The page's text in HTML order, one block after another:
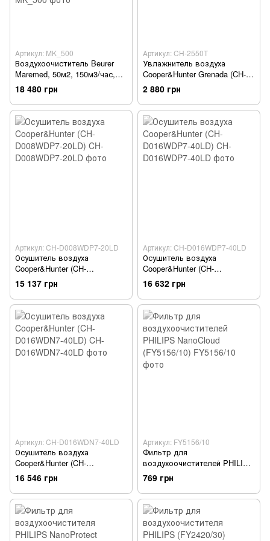
Артикул: MK_500
Воздухоочиститель Beurer
Maremed, 50м2, 150м3/час,
дисплей, 2-грубой очистки+1
водяной, создание морского
климата, белый (MK_500)
18 480 грн
Артикул: CH-2550T
Увлажнитель воздуха
Cooper&Hunter Grenada (CH-
2550T)
2 880 грн
Артикул: CH-D008WDP7-20LD
Осушитель воздуха
Cooper&Hunter (CH-
D008WDP7-20LD)
15 137 грн
Артикул: CH-D016WDP7-40LD
Осушитель воздуха
Cooper&Hunter (CH-
D016WDP7-40LD)
16 632 грн
Артикул: CH-D016WDN7-40LD
Осушитель воздуха
Cooper&Hunter (CH-
D016WDN7-40LD)
16 546 грн
Артикул: FY5156/10
Фильтр для
воздухоочистителей PHILIPS
NanoCloud (FY5156/10)
769 грн